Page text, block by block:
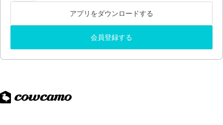
アプリをダウンロードする
会員登録する